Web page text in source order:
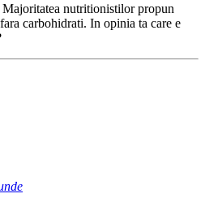
Majoritatea nutritionistilor propun
carbohidrati. In opinia ta care e